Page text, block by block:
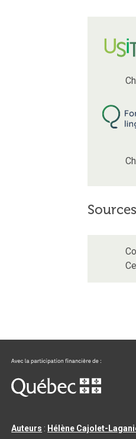
Sources
Auteurs : Hélène Cajolet-